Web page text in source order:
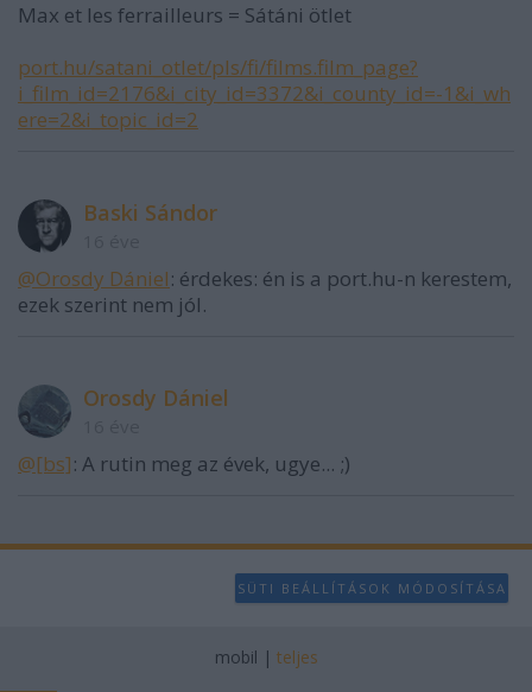
Max et les ferrailleurs = Sátáni ötlet
port.hu/satani_otlet/pls/fi/films.film_page?
i_film_id=2176&i_city_id=3372&i_county_id=-1&i_wh
ere=2&i_topic_id=2
Baski Sándor
@Orosdy Dániel: érdekes: én is a port.hu-n kerestem,
ezek szerint nem jól.
Orosdy Dániel
@[bs]: A rutin meg az évek, ugye... ;)
SÜTI BEÁLLÍTÁSOK MÓDOSÍTÁSA
mobil | teljes